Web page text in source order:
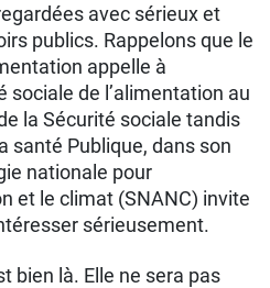
avec sérieux et
publics. Rappelons que le
appelle à
sociale de l’alimentation au
la Sécurité sociale tandis
santé Publique, dans son
nationale pour
et le climat (SNANC) invite
sérieusement.
bien là. Elle ne sera pas